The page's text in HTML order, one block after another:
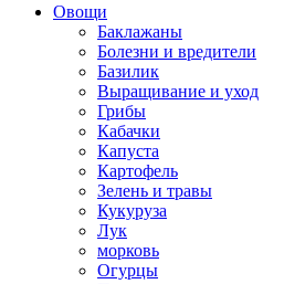
Овощи
Баклажаны
Болезни и вредители
Базилик
Выращивание и уход
Грибы
Кабачки
Капуста
Картофель
Зелень и травы
Кукуруза
Лук
морковь
Огурцы